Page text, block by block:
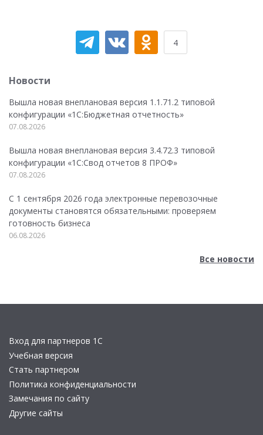
4
Новости
Вышла новая внеплановая версия 1.1.71.2 типовой
конфигурации «1C:Бюджетная отчетность»
07.08.2026
Вышла новая внеплановая версия 3.4.72.3 типовой
конфигурации «1C:Свод отчетов 8 ПРОФ»
07.08.2026
С 1 сентября 2026 года электронные перевозочные
документы становятся обязательными: проверяем
готовность бизнеса
06.08.2026
Все новости
Вход для партнеров 1С
Учебная версия
Стать партнером
Политика конфиденциальности
Замечания по сайту
Другие сайты